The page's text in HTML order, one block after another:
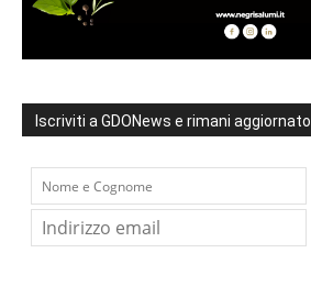
Iscriviti a GDONews e rimani aggiornato